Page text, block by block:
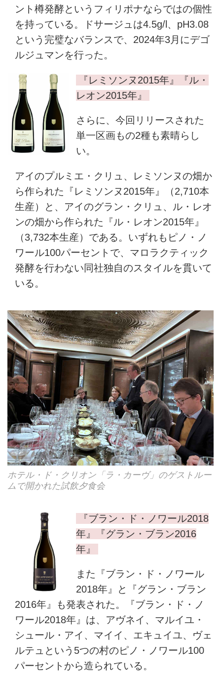
ント樽発酵というフィリポナならではの個性
を持っている。ドサージュは4.5g/l、pH3.08
という完璧なバランスで、2024年3月にデゴ
ルジュマンを行った。
『レミソンヌ2015年』『ル・
レオン2015年』
さらに、今回リリースされた
単一区画もの2種も素晴らし
い。
アイのプルミエ・クリュ、レミソンヌの畑か
ら作られた『レミソンヌ2015年』（2,710本
生産）と、アイのグラン・クリュ、ル・レオ
ンの畑から作られた『ル・レオン2015年』
（3,732本生産）である。いずれもピノ・ノ
ワール100パーセントで、マロラクティック
発酵を行わない同社独自のスタイルを貫いて
いる。
ホテル・ド・クリオン「ラ・カーヴ」のゲストルー
ムで開かれた試飲夕食会
『ブラン・ド・ノワール2018
年』『グラン・ブラン2016
年』
また『ブラン・ド・ノワール
2018年』と『グラン・ブラン
2016年』も発表された。『ブラン・ド・ノ
ワール2018年』は、アヴネイ、マルイユ・
シュール・アイ、マイイ、エキュイユ、ヴェ
ルテュという5つの村のピノ・ノワール100
パーセントから造られている。